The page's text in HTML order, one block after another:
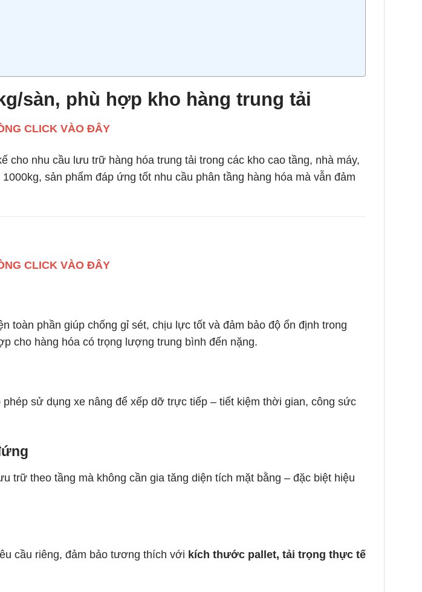
sàn, phù hợp kho hàng trung tải
CLICK VÀO ĐÂY
cho nhu cầu lưu trữ hàng hóa trung tải trong các kho cao tầng, nhà máy,
sản phẩm đáp ứng tốt nhu cầu phân tầng hàng hóa mà vẫn đảm
CLICK VÀO ĐÂY
toàn phần giúp chống gỉ sét, chịu lực tốt và đảm bảo độ ổn định trong
cho hàng hóa có trọng lượng trung bình đến nặng.
phép sử dụng xe nâng để xếp dỡ trực tiếp – tiết kiệm thời gian, công sức
trữ theo tầng mà không cần gia tăng diện tích mặt bằng – đặc biệt hiệu
cầu riêng, đảm bảo tương thích với kích thước pallet, tải trọng thực tế